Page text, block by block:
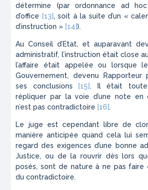
détermine (par ordonnance ad hoc
d’office [13], soit à la suite d’un «
d’instruction » [14]).
Au Conseil d’Etat, et auparavant
administratif, l’instruction était close
l’affaire était appelée ou lorsque
Gouvernement, devenu Rapporteur
ses conclusions
[15]. Il était
répliquer par la voie d’une note en
n’est pas contradictoire [16].
Le juge est cependant libre de
manière anticipée quand cela lui
regard des exigences d’une bonne
Justice, ou de la rouvrir dès lors
posés, sont de nature à ne pas faire
du contradictoire.